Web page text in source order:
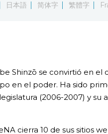
日本語 简体字 繁體字
Shinzō se convirtió en
en el poder. Ha sido
(2006-2007) y
cierra 10 de sus sitios